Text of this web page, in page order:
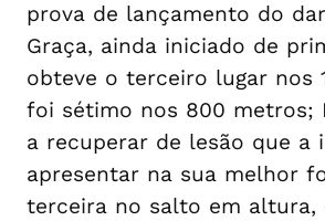
prova de lançamento do
Graça, ainda iniciado de
obteve o terceiro lugar nos
foi sétimo nos 800 metros;
a recuperar de lesão que a
apresentar na sua melhor
terceira no salto em altura,